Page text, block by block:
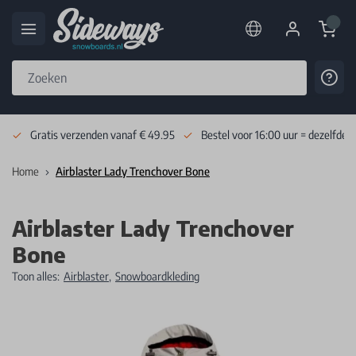
Cart
Gratis verzenden vanaf € 49.95 Bestel voor 16:00 uur = dezelfde
Home Airblaster Lady Trenchover Bone
Airblaster Lady Trenchover
Bone
Toon alles: Airblaster, Snowboardkleding